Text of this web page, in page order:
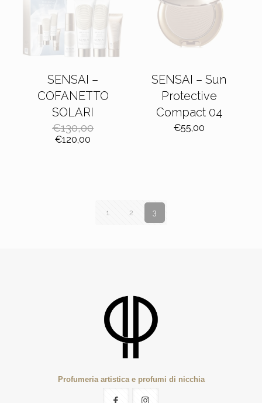
SENSAI –
COFANETTO
SOLARI
€130,00
Il
€120,00
SENSAI – Sun
Protective
Compact 04
€55,00
1 2 3
Profumeria artistica e profumi di nicchia